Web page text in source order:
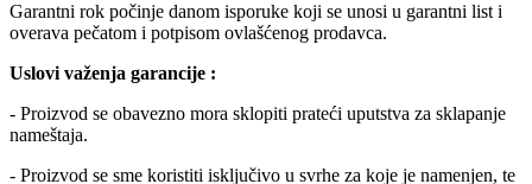
Garantni rok počinje danom isporuke koji se unosi u garantni list i
overava pečatom i potpisom ovlašćenog prodavca.
Uslovi važenja garancije :
- Proizvod se obavezno mora sklopiti prateći uputstva za sklapanje
nameštaja.
- Proizvod se sme koristiti isključivo u svrhe za koje je namenjen, te